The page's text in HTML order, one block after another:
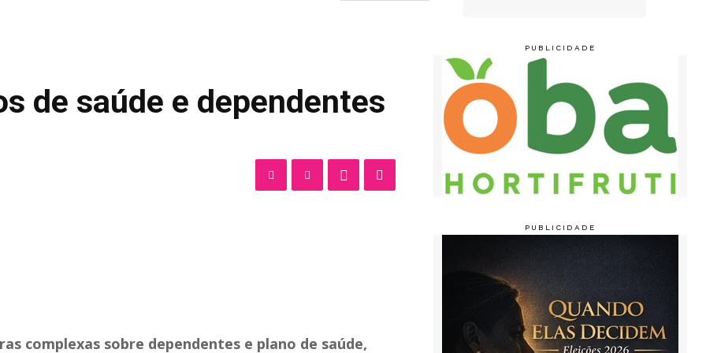
de saúde e dependentes
complexas sobre dependentes e plano de saúde,